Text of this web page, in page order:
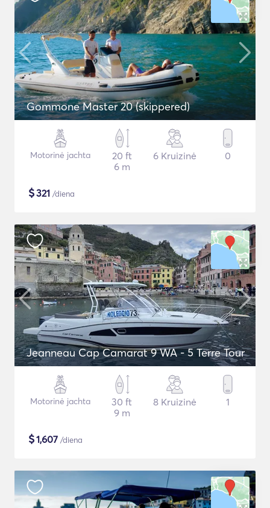
Gommone Master 20 (skippered)
Motorinė jachta
20 ft
6 m
6 Kruizinė 0
$321 /diena
Jeanneau Cap Camarat 9 WA - 5 Terre Tour
Motorinė jachta
30 ft
9 m
8 Kruizinė 1
$1,607 /diena